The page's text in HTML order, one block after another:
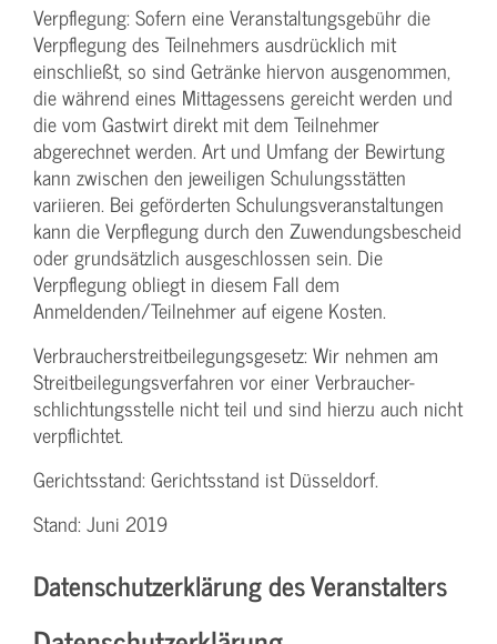
Verpflegung: Sofern eine Veranstaltungs­gebühr die
Verpflegung des Teilnehmers ausdrücklich mit
einschließt, so sind Getränke hiervon ausgenommen,
die während eines Mittagessens gereicht werden und
die vom Gastwirt direkt mit dem Teilnehmer
abgerechnet werden. Art und Umfang der Bewirtung
kann zwischen den jeweiligen Schulungsstätten
variieren. Bei geförderten Schulungs­veranstaltungen
kann die Verpflegung durch den Zuwendungs­bescheid
oder grundsätzlich ausgeschlossen sein. Die
Verpflegung obliegt in diesem Fall dem
Anmeldenden/­Teilnehmer auf eigene Kosten.
Verbraucher­streitbeilegungs­gesetz: Wir nehmen am
Streit­beilegungs­verfahren vor einer Verbraucher­
schlichtungs­stelle nicht teil und sind hierzu auch nicht
verpflichtet.
Gerichtsstand: Gerichtsstand ist Düsseldorf.
Stand: Juni 2019
Datenschutzerklärung des Veranstalters